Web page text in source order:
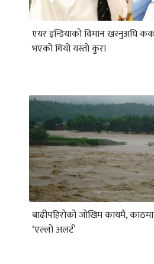
एयर इन्डियाको विमान खस्नुअघि
भएको थियो यस्तो कुरा
बाढीपहिरोको जोखिम कायमै,
‘एल्लो अलर्ट’